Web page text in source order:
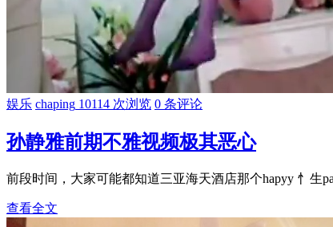
娱乐 chaping 10114 次浏览 0 条评论
孙静雅前期不雅视频极其恶心
前段时间，大家可能都知道三亚海天酒店那个hapyy 忄生
查看全文